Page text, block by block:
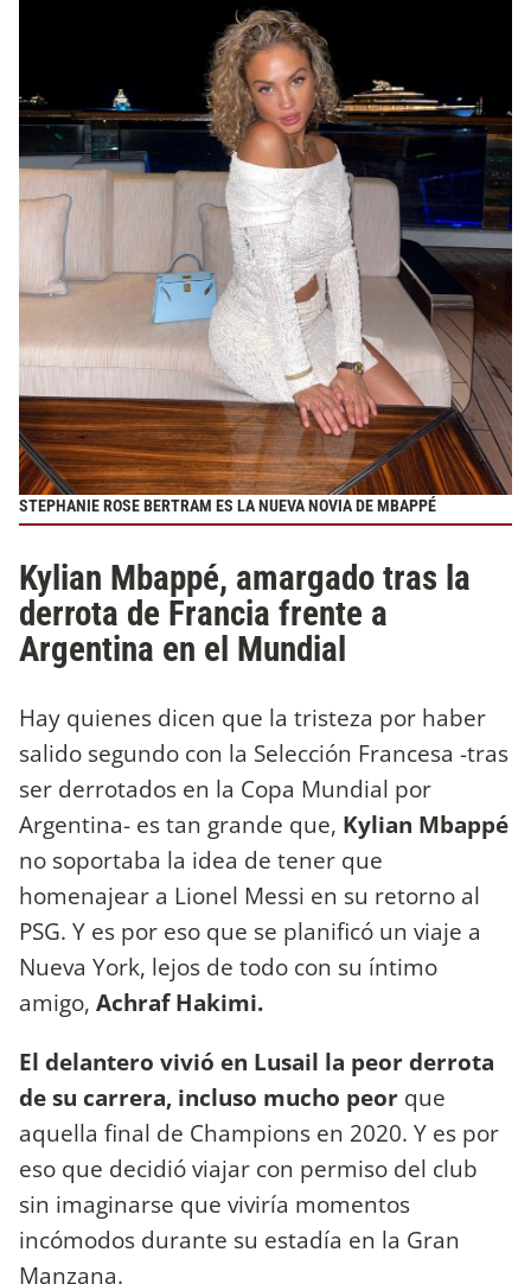
STEPHANIE ROSE BERTRAM ES LA NUEVA NOVIA DE MBAPPÉ
Kylian Mbappé, amargado tras la
derrota de Francia frente a
Argentina en el Mundial
Hay quienes dicen que la tristeza por haber
salido segundo con la Selección Francesa -tras
ser derrotados en la Copa Mundial por
Argentina- es tan grande que, Kylian Mbappé
no soportaba la idea de tener que
homenajear a Lionel Messi en su retorno al
PSG. Y es por eso que se planificó un viaje a
Nueva York, lejos de todo con su íntimo
amigo, Achraf Hakimi.
El delantero vivió en Lusail la peor derrota
de su carrera, incluso mucho peor que
aquella final de Champions en 2020. Y es por
eso que decidió viajar con permiso del club
sin imaginarse que viviría momentos
incómodos durante su estadía en la Gran
Manzana.